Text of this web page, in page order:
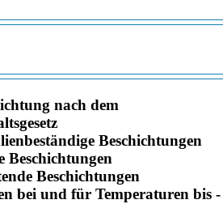
nach dem
Beschichtungen
Beschichtungen
Beschichtungen
bei und für Temperaturen bis -